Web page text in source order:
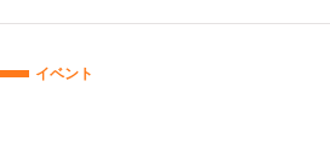
イベント